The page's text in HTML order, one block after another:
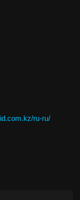
ru-ru/